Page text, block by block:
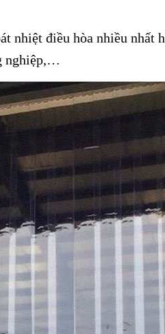
nhiệt điều hòa nhiều nhất
nghiệp,…